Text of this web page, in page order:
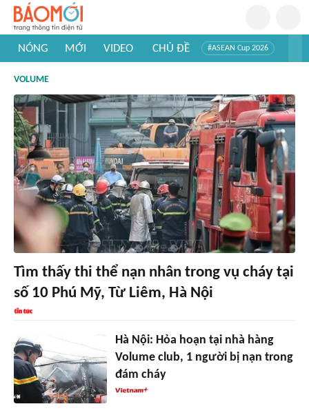
NÓNG MỚI VIDEO CHỦ ĐỀ #ASEAN Cup 2026
#Khám phá thế giới
VOLUME
Tìm thấy thi thể nạn nhân trong vụ cháy tại
số 10 Phú Mỹ, Từ Liêm, Hà Nội
Hà Nội: Hỏa hoạn tại nhà hàng
Volume club, 1 người bị nạn trong
đám cháy